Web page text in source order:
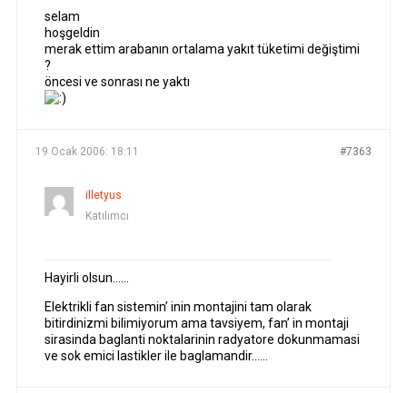
selam
hoşgeldin
merak ettim arabanın ortalama yakıt tüketimi değiştimi
?
öncesi ve sonrası ne yaktı
19 Ocak 2006: 18:11 #7363
illetyus
Katılımcı
Hayirli olsun……
Elektrikli fan sistemin’ inin montajini tam olarak
bitirdinizmi bilimiyorum ama tavsiyem, fan’ in montaji
sirasinda baglanti noktalarinin radyatore dokunmamasi
ve sok emici lastikler ile baglamandir……